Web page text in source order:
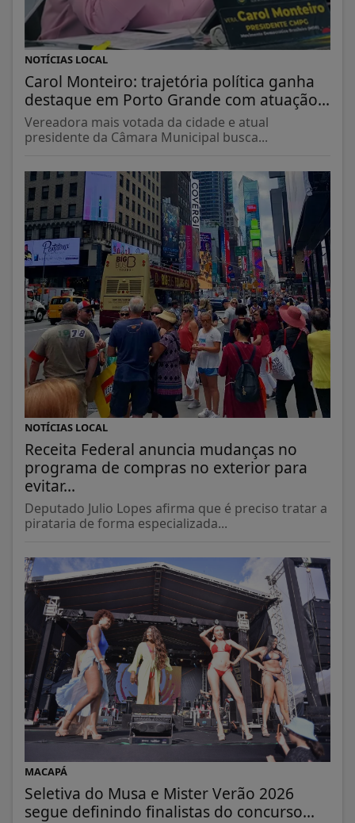
NOTÍCIAS LOCAL
Carol Monteiro: trajetória política ganha
destaque em Porto Grande com atuação...
Vereadora mais votada da cidade e atual
presidente da Câmara Municipal busca...
NOTÍCIAS LOCAL
Receita Federal anuncia mudanças no
programa de compras no exterior para
evitar...
Deputado Julio Lopes afirma que é preciso tratar a
pirataria de forma especializada...
MACAPÁ
Seletiva do Musa e Mister Verão 2026
segue definindo finalistas do concurso...